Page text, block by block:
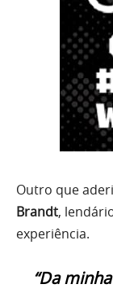
Outro que
Brandt,
experiência.
“Da